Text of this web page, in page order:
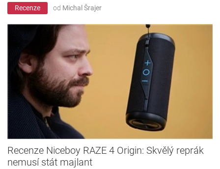
Recenze od Michal Šrajer
Recenze Niceboy RAZE 4 Origin: Skvělý reprák
nemusí stát majlant